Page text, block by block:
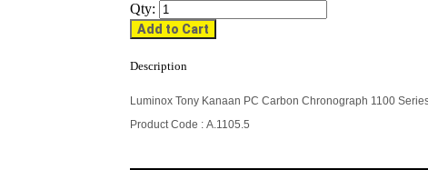
Qty:
Add to Cart
Description
Luminox Tony Kanaan PC Carbon Chronograph 1100
Product Code : A.1105.5